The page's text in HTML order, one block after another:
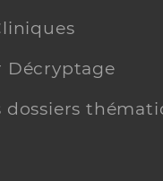
Décryptage
dossiers